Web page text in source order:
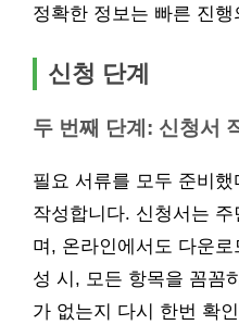
정확한 정보는 빠른 진
신청 단계
두 번째 단계: 신청서
필요 서류를 모두 준비
작성합니다. 신청서는
며, 온라인에서도 다운
성 시, 모든 항목을 꼼꼼
가 없는지 다시 한번 확